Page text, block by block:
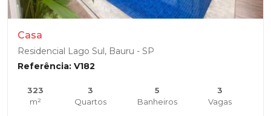
Casa
Residencial Lago Sul, Bauru - SP
Referência: V182
323
m²
3
Quartos
5
Banheiros
3
Vagas